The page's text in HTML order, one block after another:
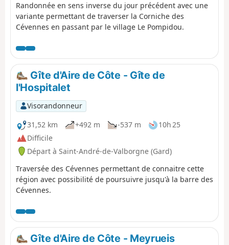
Randonnée en sens inverse du jour précédent avec une
variante permettant de traverser la Corniche des
Cévennes en passant par le village Le Pompidou.
Gîte d'Aire de Côte - Gîte de
l'Hospitalet
Visorandonneur
31,52 km
+492 m -537 m
10h 25
Difficile
Départ à Saint-André-de-Valborgne (Gard)
Traversée des Cévennes permettant de connaitre cette
région avec possibilité de poursuivre jusqu'à la barre des
Cévennes.
Gîte d'Aire de Côte - Meyrueis